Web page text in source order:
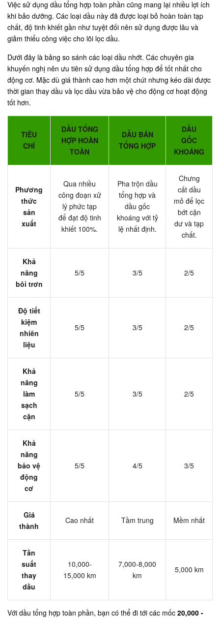
Việc sử dụng dầu tổng hợp toàn phần cũng mang lại nhiều lợi ích
khi bảo dưỡng. Các loại dầu này đã được loại bỏ hoàn toàn tạp
chất, độ tinh khiết gần như tuyệt đối nên sử dụng được lâu và
giảm thiểu công việc cho lõi lọc dầu.
Dưới đây là bảng so sánh các loại dầu nhớt. Các chuyên gia
khuyến nghị nên ưu tiên sử dụng dầu tổng hợp để tốt nhất cho
động cơ. Mặc dù giá thành cao hơn một chút nhưng kéo dài được
thời gian thay dầu và lọc dầu vừa bảo vệ cho động cơ hoạt động
tốt hơn.
TIÊU
CHÍ
DẦU TỔNG
HỢP HOÀN
TOÀN
DẦU BÁN
TỔNG HỢP
DẦU
GỐC
KHOÁNG
Phương
thức
sản
xuất
Qua nhiều
công đoạn xử
lý phức tạp
để đạt độ tinh
khiết 100%.
Pha trộn dầu
tổng hợp và
dầu gốc
khoáng với tỷ
lệ nhất định.
Chưng
cất dầu
mỏ để lọc
bớt cặn
dư và tạp
chất.
Khả
năng
bôi trơn
5/5 3/5 2/5
Độ tiết
kiệm
nhiên
liệu
5/5 3/5 2/5
Khả
năng
làm
sạch
cặn
5/5 3/5 2/5
Khả
năng
bảo vệ
động
cơ
5/5 4/5 3/5
Giá
thành
Cao nhất Tầm trung Mềm nhất
Tần
suất
thay
dầu
10,000-
15,000 km
7,000-8,000
km
5,000 km
Với dầu tổng hợp toàn phần, bạn có thể đi tới các mốc 20,000 -